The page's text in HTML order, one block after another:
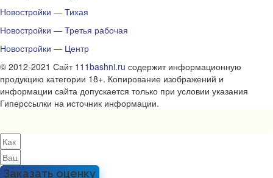
Новостройки — Тихая
Новостройки — Третья рабочая
Новостройки — Центр
© 2012-2021 Сайт 111bashni.ru содержит информационную
продукцию категории 18+. Копирование изображений и
информации сайта допускается только при условии указания
Гиперссылки на источник информации.
Заказать оценку